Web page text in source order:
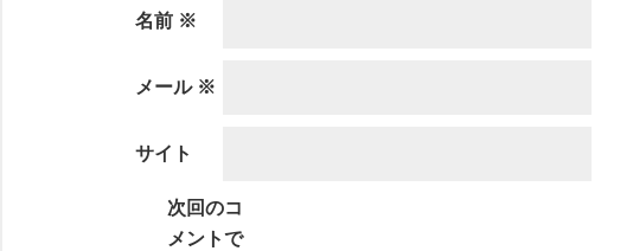
名前 ※
メール ※
サイト
次回のコ
メントで